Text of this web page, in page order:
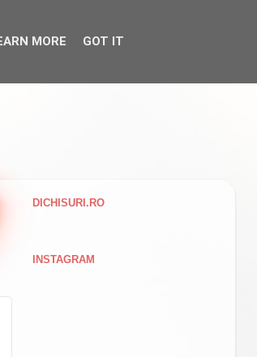
DICHISURI.RO
INSTAGRAM
MORE GOT IT